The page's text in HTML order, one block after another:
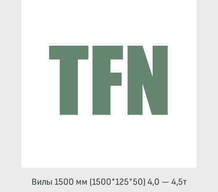
Вилы 1500 мм (1500*125*50) 4,0 — 4,5т